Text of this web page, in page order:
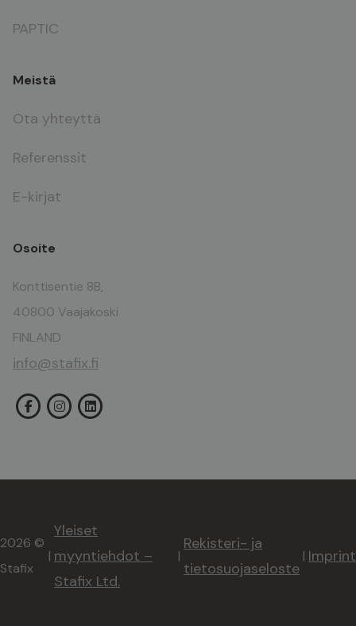
PAPTIC
Meistä
Ota yhteyttä
Referenssit
E-kirjat
Osoite
Konttisentie 8B,
40800 Vaajakoski
FINLAND
info@stafix.fi
2026 ©
Stafix
|
Yleiset
myyntiehdot –
Stafix Ltd.
|
Rekisteri- ja
tietosuojaseloste
| Imprint